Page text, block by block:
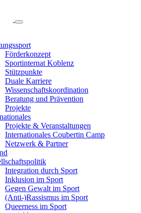
Förderkonzept
Sportinternat Koblenz
Stützpunkte
Duale Karriere
Wissenschaftskoordination
Beratung und Prävention
Projekte
Projekte & Veranstaltungen
Internationales Coubertin Camp
Netzwerk & Partner
Integration durch Sport
Inklusion im Sport
Gegen Gewalt im Sport
(Anti-)Rassismus im Sport
Queerness im Sport